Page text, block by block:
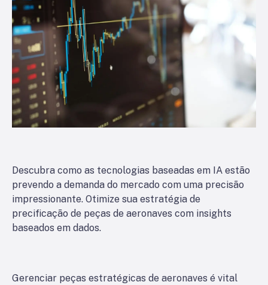
Descubra como as tecnologias baseadas em IA estão
prevendo a demanda do mercado com uma precisão
impressionante. Otimize sua estratégia de
precificação de peças de aeronaves com insights
baseados em dados.
Gerenciar peças estratégicas de aeronaves é vital